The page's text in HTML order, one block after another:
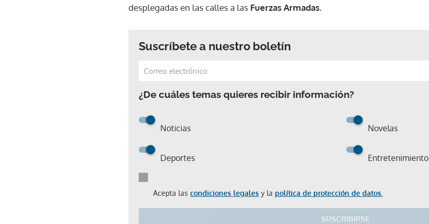
desplegadas en las calles a las Fuerzas Armadas.
Suscríbete a nuestro boletín
¿De cuáles temas quieres recibir información?
Noticias Novelas
Deportes Entretenimiento
Acepta las condiciones legales y la política de protección de datos.
SUSCRIBIRSE